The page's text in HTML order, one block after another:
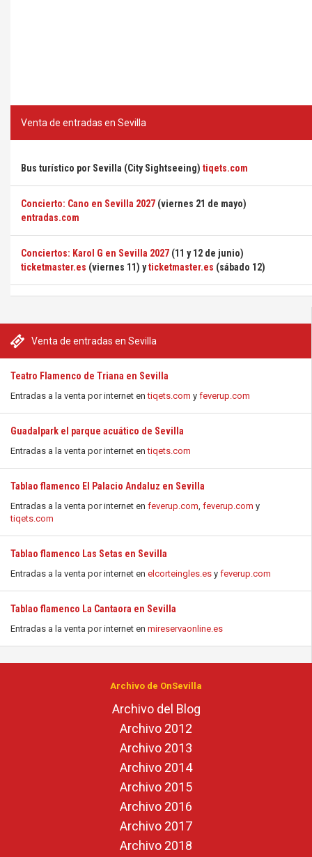
Venta de entradas en Sevilla
Teatro Flamenco de Triana en Sevilla
Entradas a la venta por internet entiqets.com y feverup.com
Guadalpark el parque acuático de Sevilla
Entradas a la venta por internet entiqets.com
Tablao flamenco El Palacio Andaluz en Sevilla
Entradas a la venta por internet en feverup.com, feverup.com y
tiqets.com
Tablao flamenco Las Setas en Sevilla
Entradas a la venta por internet en elcorteingles.es y feverup.com
Tablao flamenco La Cantaora en Sevilla
Entradas a la venta por internet en mireservaonline.es
Venta de entradas en Sevilla
Bus turístico por Sevilla (City Sightseeing) tiqets.com
Concierto: Cano en Sevilla 2027 (viernes 21 de mayo)
entradas.com
Conciertos: Karol G en Sevilla 2027 (11 y 12 de junio)
ticketmaster.es (viernes 11) yticketmaster.es (sábado 12)
Archivo de OnSevilla
Archivo del Blog
Archivo 2012
Archivo 2013
Archivo 2014
Archivo 2015
Archivo 2016
Archivo 2017
Archivo 2018